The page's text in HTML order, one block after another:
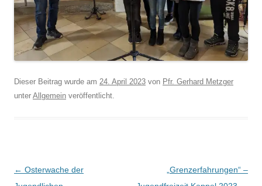
Dieser Beitrag wurde am 24. April 2023 von Pfr. Gerhard Metzger
unter Allgemein veröffentlicht.
Beitragsnavigation
← Osterwache der
„Grenzerfahrungen“ –